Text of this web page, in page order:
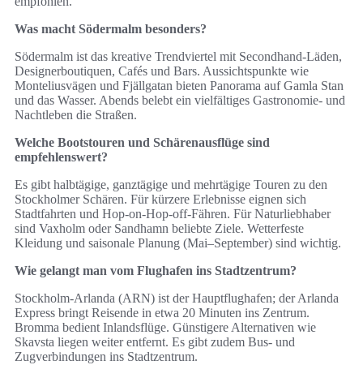
Was macht Södermalm besonders?
Södermalm ist das kreative Trendviertel mit Secondhand-Läden,
Designerboutiquen, Cafés und Bars. Aussichtspunkte wie
Monteliusvägen und Fjällgatan bieten Panorama auf Gamla Stan
und das Wasser. Abends belebt ein vielfältiges Gastronomie- und
Nachtleben die Straßen.
Welche Bootstouren und Schärenausflüge sind
empfehlenswert?
Es gibt halbtägige, ganztägige und mehrtägige Touren zu den
Stockholmer Schären. Für kürzere Erlebnisse eignen sich
Stadtfahrten und Hop-on-Hop-off-Fähren. Für Naturliebhaber
sind Vaxholm oder Sandhamn beliebte Ziele. Wetterfeste
Kleidung und saisonale Planung (Mai–September) sind wichtig.
Wie gelangt man vom Flughafen ins Stadtzentrum?
Stockholm-Arlanda (ARN) ist der Hauptflughafen; der Arlanda
Express bringt Reisende in etwa 20 Minuten ins Zentrum.
Bromma bedient Inlandsflüge. Günstigere Alternativen wie
Skavsta liegen weiter entfernt. Es gibt zudem Bus- und
Zugverbindungen ins Stadtzentrum.